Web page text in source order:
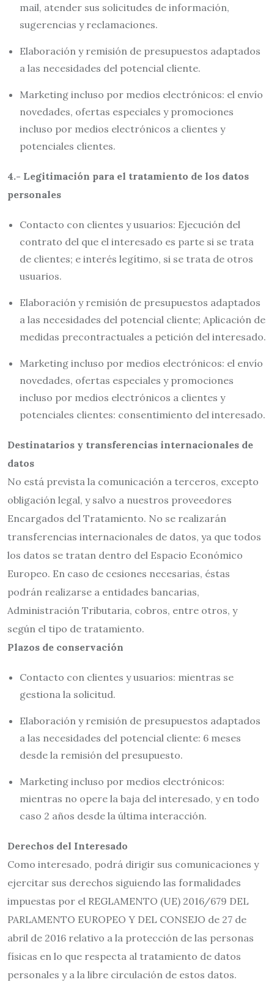
mail, atender sus solicitudes de información,
sugerencias y reclamaciones.
Elaboración y remisión de presupuestos adaptados
a las necesidades del potencial cliente.
Marketing incluso por medios electrónicos: el envío
novedades, ofertas especiales y promociones
incluso por medios electrónicos a clientes y
potenciales clientes.
4.- Legitimación para el tratamiento de los datos
personales
Contacto con clientes y usuarios: Ejecución del
contrato del que el interesado es parte si se trata
de clientes; e interés legítimo, si se trata de otros
usuarios.
Elaboración y remisión de presupuestos adaptados
a las necesidades del potencial cliente; Aplicación de
medidas precontractuales a petición del interesado.
Marketing incluso por medios electrónicos: el envío
novedades, ofertas especiales y promociones
incluso por medios electrónicos a clientes y
potenciales clientes: consentimiento del interesado.
Destinatarios y transferencias internacionales de
datos
No está prevista la comunicación a terceros, excepto
obligación legal, y salvo a nuestros proveedores
Encargados del Tratamiento. No se realizarán
transferencias internacionales de datos, ya que todos
los datos se tratan dentro del Espacio Económico
Europeo. En caso de cesiones necesarias, éstas
podrán realizarse a entidades bancarias,
Administración Tributaria, cobros, entre otros, y
según el tipo de tratamiento.
Plazos de conservación
Contacto con clientes y usuarios: mientras se
gestiona la solicitud.
Elaboración y remisión de presupuestos adaptados
a las necesidades del potencial cliente: 6 meses
desde la remisión del presupuesto.
Marketing incluso por medios electrónicos:
mientras no opere la baja del interesado, y en todo
caso 2 años desde la última interacción.
Derechos del Interesado
Como interesado, podrá dirigir sus comunicaciones y
ejercitar sus derechos siguiendo las formalidades
impuestas por el REGLAMENTO (UE) 2016/679 DEL
PARLAMENTO EUROPEO Y DEL CONSEJO de 27 de
abril de 2016 relativo a la protección de las personas
físicas en lo que respecta al tratamiento de datos
personales y a la libre circulación de estos datos.